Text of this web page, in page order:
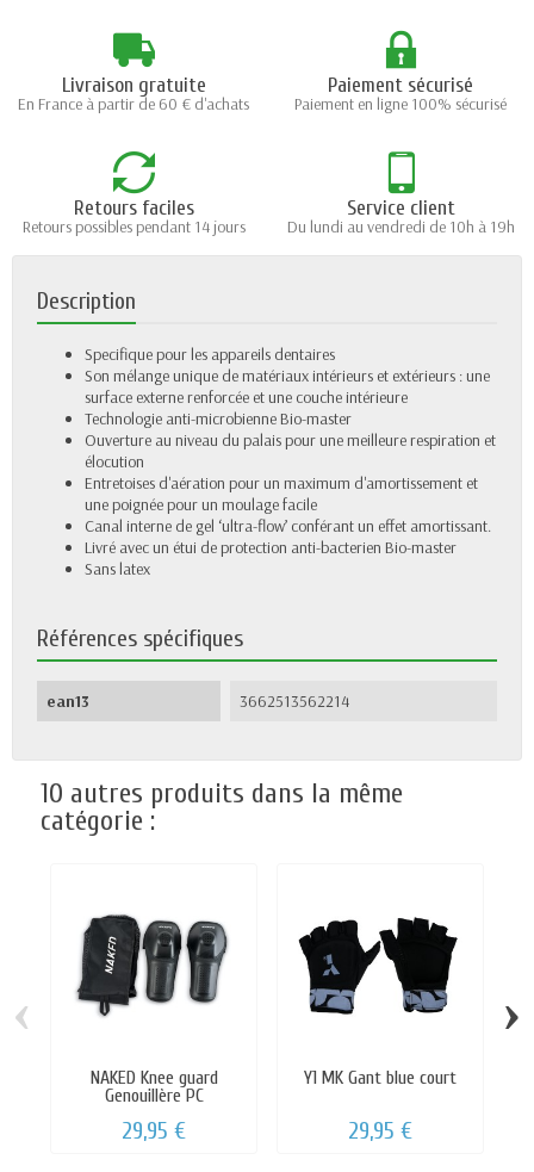
Livraison gratuite
En France à partir de 60 € d'achats
Paiement sécurisé
Paiement en ligne 100% sécurisé
Retours faciles
Retours possibles pendant 14 jours
Service client
Du lundi au vendredi de 10h à 19h
Description
Specifique pour les appareils dentaires
Son mélange unique de matériaux intérieurs et extérieurs : une
surface externe renforcée et une couche intérieure
Technologie anti-microbienne Bio-master
Ouverture au niveau du palais pour une meilleure respiration et
élocution
Entretoises d'aération pour un maximum d'amortissement et
une poignée pour un moulage facile
Canal interne de gel ‘ultra-flow’ conférant un effet amortissant.
Livré avec un étui de protection anti-bacterien Bio-master
Sans latex
Références spécifiques
ean13 3662513562214
10 autres produits dans la même
catégorie :
NAKED Knee guard
Genouillère PC
29,95 €
Y1 MK Gant blue court
29,95 €
‹ ›